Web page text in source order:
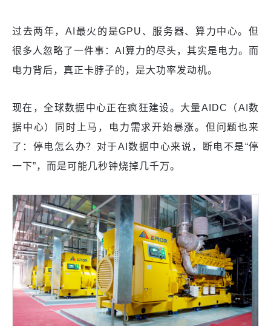
过去两年，AI最火的是GPU、服务器、算力中心。但
很多人忽略了一件事：AI算力的尽头，其实是电力。而
电力背后，真正卡脖子的，是大功率发动机。
现在，全球数据中心正在疯狂建设。大量AIDC（AI数
据中心）同时上马，电力需求开始暴涨。但问题也来
了：停电怎么办？对于AI数据中心来说，断电不是“停
一下”，而是可能几秒钟烧掉几千万。